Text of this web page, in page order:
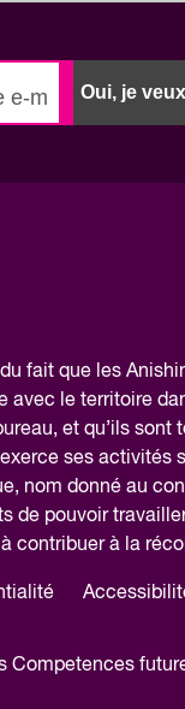
Oui, je
fait que les
le territoire
et qu’ils
ses activités
nom donné au
de pouvoir
contribuer à la
Competences